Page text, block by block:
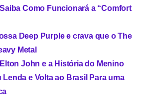
Como Funcionará a “Comfort
Deep Purple e crava que o The
Metal
John e a História do Menino
e Volta ao Brasil Para uma